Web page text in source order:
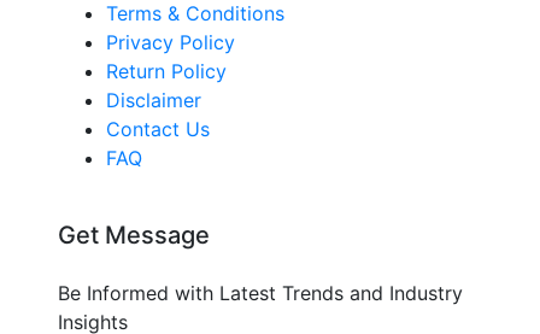
Terms & Conditions
Privacy Policy
Return Policy
Disclaimer
Contact Us
FAQ
Get Message
Be Informed with Latest Trends and Industry
Insights